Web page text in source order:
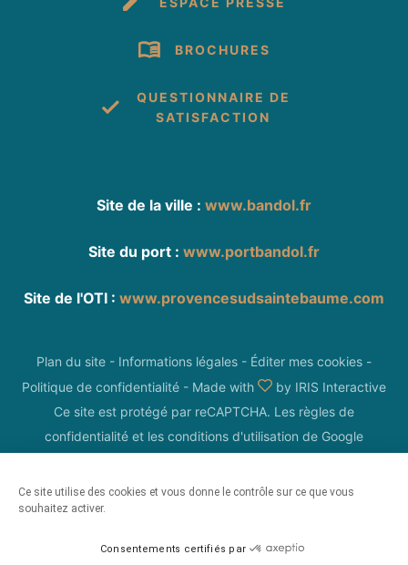
BROCHURES
QUESTIONNAIRE DE
SATISFACTION
Site de la ville : www.bandol.fr
Site du port : www.portbandol.fr
Site de l'OTI : www.provencesudsaintebaume.com
Plan du site - Informations légales - Éditer mes cookies -
Politique de confidentialité - Made with by IRIS Interactive
Ce site est protégé par reCAPTCHA. Les règles de
confidentialité et les conditions d'utilisation de Google
Ce site utilise des cookies et vous donne le contrôle sur ce que vous
souhaitez activer.
Consentements certifiés par